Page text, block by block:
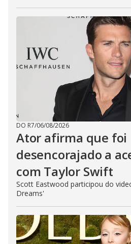
DO R7/06/08/2026
Ator afirma que foi
desencorajado a
com Taylor Swift
Scott Eastwood participou do
Dreams'